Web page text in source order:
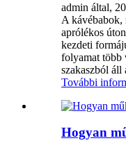
admin által,
A kávébabok,
aprólékos
kezdeti
folyamat több
szakaszból áll
További
Hogyan